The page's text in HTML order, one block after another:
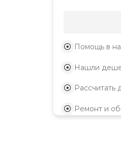
Помощь в
Нашли
Рассчитать
Ремонт и